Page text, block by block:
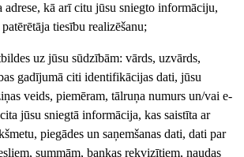
adrese, kā arī citu jūsu sniegto informāciju,
tiesību realizēšanu;
uz jūsu sūdzībām: vārds, uzvārds,
gadījumā citi identifikācijas dati, jūsu
veids, piemēram, tālruņa numurs un/vai e-
jūsu sniegtā informācija, kas saistīta ar
piegādes un saņemšanas dati, dati par
summām, bankas rekvizītiem, naudas